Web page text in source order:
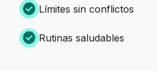
check_circle Límites sin conflictos
check_circle Rutinas saludables